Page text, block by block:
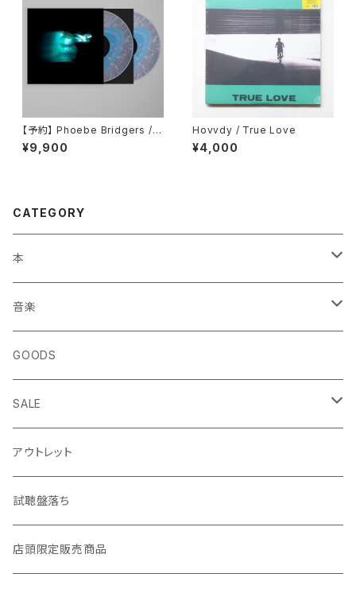
【予約】 Phoebe Bridgers / L
ost Weekend （国内盤LP）
¥9,900
Hovvdy / True Love
¥4,000
CATEGORY
本
エッセイ・日記
生き方
短歌・詩集
ZINE・リトルプレス
趣味・暮らし
音楽・映画・芸術
音楽
◎ NEWFOLK特集
◎ シンガーソングライター特集
CD
LP（レコード）
TAPE（カセットテープ）
GOODS
SALE
LP
CD・TAPE・7インチ
アウトレット
試聴盤落ち
店頭限定販売商品